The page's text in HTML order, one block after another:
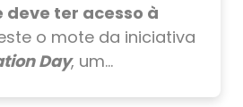
deve ter acesso à
o mote da iniciativa
Day, um...